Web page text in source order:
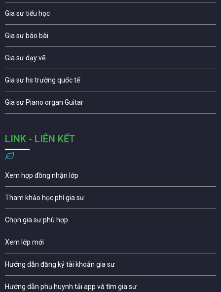
Gia sư tiểu học
Gia sư báo bài
Gia sư dạy vẽ
Gia sư hs trường quốc tế
Gia sư Piano organ Guitar
LINK - LIÊN KẾT
Xem hợp đồng nhận lớp
Tham khảo học phí gia sư
Chọn gia sư phù hợp
Xem lớp mới
Hướng dẫn đăng ký tài khoản gia sư
Hướng dẫn phụ huynh tải app và tìm gia sư